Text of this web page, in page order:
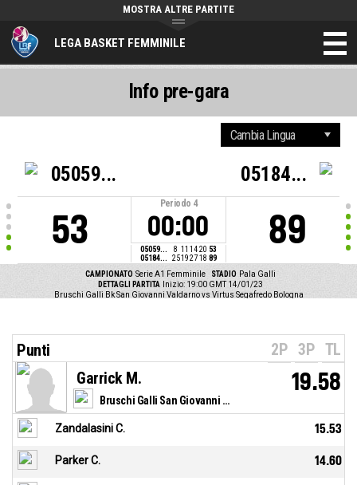
LEGA BASKET FEMMINILE
MOSTRA ALTRE PARTITE
05059...
53
Periodo 4
00:00
05059... 8 11 14 20 53
05184...
2519 27 18 89
05184...
89
CAMPIONATO Serie A1 Femminile STADIO Pala Galli
DETTAGLI PARTITA
Inizio: 19:00 GMT 14/01/23
Bruschi Galli Bk San Giovanni Valdarno vs Virtus Segafredo Bologna
Info pre-gara
Punti 2P 3P TL
Bruschi Galli San Giovanni Valdarno
Garrick M. 19.58
Zandalasini C. 15.53
Parker C. 14.60